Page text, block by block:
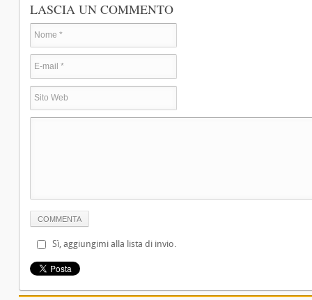
LASCIA UN COMMENTO
Sì, aggiungimi alla lista di invio.